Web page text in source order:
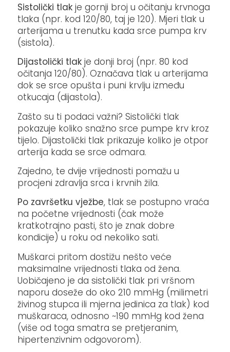
Sistolički tlak je gornji broj u očitanju krvnoga
tlaka (npr. kod 120/80, taj je 120). Mjeri tlak u
arterijama u trenutku kada srce pumpa krv
(sistola).
Dijastolički tlak je donji broj (npr. 80 kod
očitanja 120/80). Označava tlak u arterijama
dok se srce opušta i puni krvlju između
otkucaja (dijastola).
Zašto su ti podaci važni? Sistolički tlak
pokazuje koliko snažno srce pumpe krv kroz
tijelo. Dijastolički tlak prikazuje koliko je otpor
arterija kada se srce odmara.
Zajedno, te dvije vrijednosti pomažu u
procjeni zdravlja srca i krvnih žila.
Po završetku vježbe, tlak se postupno vraća
na početne vrijednosti (čak može
kratkotrajno pasti, što je znak dobre
kondicije) u roku od nekoliko sati.
Muškarci pritom dostižu nešto veće
maksimalne vrijednosti tlaka od žena.
Uobičajeno je da sistolički tlak pri vršnom
naporu doseže do oko 210 mmHg (milimetri
živinog stupca ili mjerna jedinica za tlak) kod
muškaraca, odnosno ~190 mmHg kod žena
(više od toga smatra se pretjeranim,
hipertenzivnim odgovorom).